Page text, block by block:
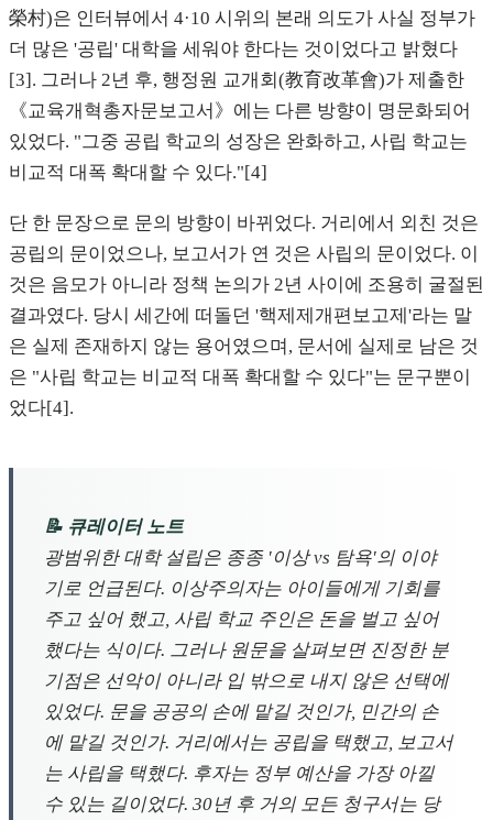
榮村)은 인터뷰에서 4·10 시위의 본래 의도가 사실 정부가
더 많은 '공립' 대학을 세워야 한다는 것이었다고 밝혔다
[3]. 그러나 2년 후, 행정원 교개회(教育改革會)가 제출한
《교육개혁총자문보고서》에는 다른 방향이 명문화되어
있었다. "그중 공립 학교의 성장은 완화하고, 사립 학교는
비교적 대폭 확대할 수 있다."[4]
단 한 문장으로 문의 방향이 바뀌었다. 거리에서 외친 것은
공립의 문이었으나, 보고서가 연 것은 사립의 문이었다. 이
것은 음모가 아니라 정책 논의가 2년 사이에 조용히 굴절된
결과였다. 당시 세간에 떠돌던 '핵제제개편보고제'라는 말
은 실제 존재하지 않는 용어였으며, 문서에 실제로 남은 것
은 "사립 학교는 비교적 대폭 확대할 수 있다"는 문구뿐이
었다[4].
📝 큐레이터 노트
광범위한 대학 설립은 종종 '이상 vs 탐욕'의 이야
기로 언급된다. 이상주의자는 아이들에게 기회를
주고 싶어 했고, 사립 학교 주인은 돈을 벌고 싶어
했다는 식이다. 그러나 원문을 살펴보면 진정한 분
기점은 선악이 아니라 입 밖으로 내지 않은 선택에
있었다. 문을 공공의 손에 맡길 것인가, 민간의 손
에 맡길 것인가. 거리에서는 공립을 택했고, 보고서
는 사립을 택했다. 후자는 정부 예산을 가장 아낄
수 있는 길이었다. 30년 후 거의 모든 청구서는 당